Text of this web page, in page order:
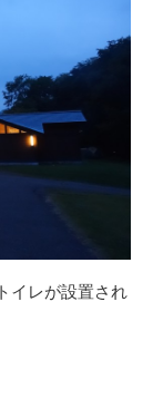
イレが設置され